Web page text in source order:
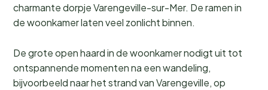
charmante dorpje Varengeville-sur-Mer. De ramen in
de woonkamer laten veel zonlicht binnen.
De grote open haard in de woonkamer nodigt uit tot
ontspannende momenten na een wandeling,
bijvoorbeeld naar het strand van Varengeville, op